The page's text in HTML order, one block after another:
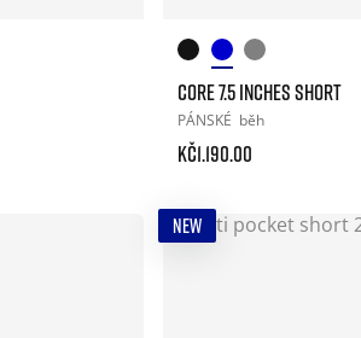
CORE 7.5 INCHES SHORT
PÁNSKÉ běh
Kč1.190.00
NEW